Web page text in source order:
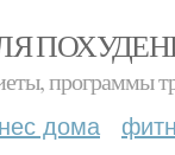
программы
дома